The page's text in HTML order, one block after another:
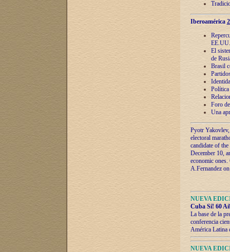
Iberoamérica
EE.UU.
El
de
Brasil
Política
Foro
Una
Pyotr
electoral
candidate of
December 10,
economic
A.Fernandez
NUEVA
Cuba Sí! 60
La base de la
conferencia
América Latina
NUEVA